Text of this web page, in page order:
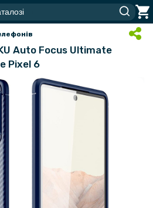
Auto Focus Ultimate
Pixel 6